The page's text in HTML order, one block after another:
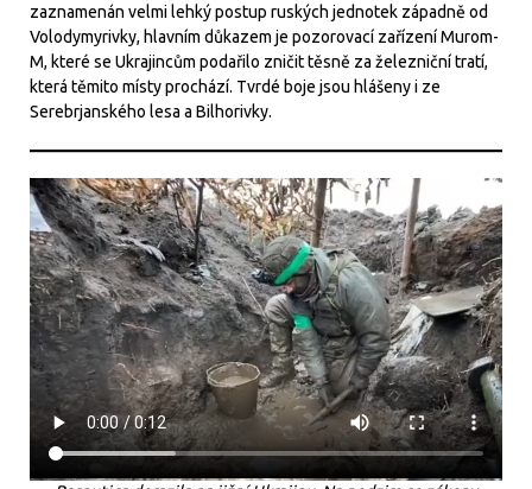
zaznamenán velmi lehký postup ruských jednotek západně od
Volodymyrivky, hlavním důkazem je pozorovací zařízení Murom-
M, které se Ukrajincům podařilo zničit těsně za železniční tratí,
která těmito místy prochází. Tvrdé boje jsou hlášeny i ze
Serebrjanského lesa a Bilhorivky.